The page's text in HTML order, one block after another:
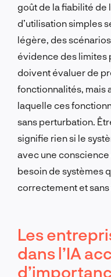
goût de la fiabilité de
d’utilisation simples
légère, des
évidence des limites
doivent évaluer de
fonctionnalités, mais
laquelle ces
sans perturbation.
signifie rien si le
avec une
besoin de systèmes
correctement et sans
Les
dans l’IA